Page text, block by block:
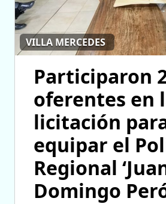
VILLA MERCEDES
Participaron
oferentes en
licitación
equipar el
Regional
Domingo